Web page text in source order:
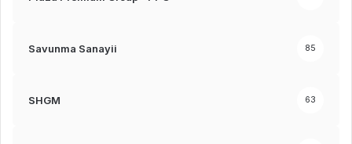
Savunma Sanayii 85
SHGM 63